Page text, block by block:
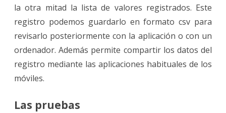
la otra mitad la lista de valores registrados. Este
registro podemos guardarlo en formato csv para
revisarlo posteriormente con la aplicación o con un
ordenador. Además permite compartir los datos del
registro mediante las aplicaciones habituales de los
móviles.
Las pruebas